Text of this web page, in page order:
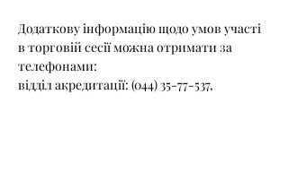
Додаткову інформацію щодо умов участі
в торговій сесії можна отримати за
телефонами:
відділ акредитації: (044) 35-77-537,